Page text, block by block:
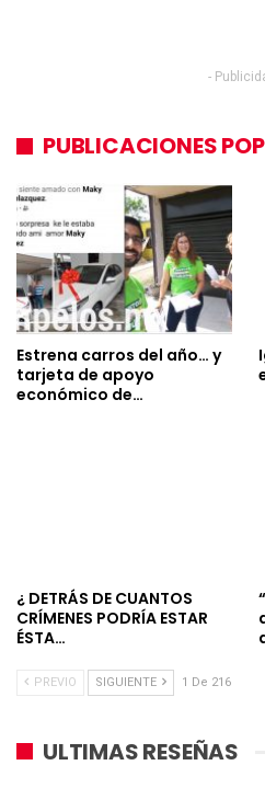
-
PUBLICACIONES
Estrena carros del año… y
tarjeta de apoyo
económico de…
¿ DETRÁS DE CUANTOS
CRÍMENES PODRÍA ESTAR
ÉSTA…
PREVIO SIGUIENTE 1 De 216
ULTIMAS RESEÑAS